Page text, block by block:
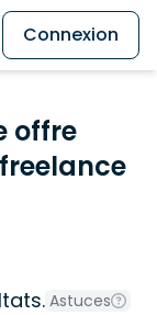
Connexion
offre
Astuces